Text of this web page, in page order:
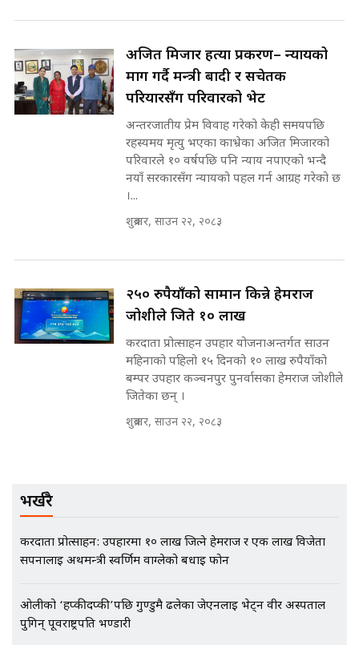
मन्त्री राजकुमारलाई घुस दिने विचौलीया
||
नोट मन्त्रीलाई घुस | SIDHAKURA |
मृतकका परिवारप्रति मेडिकल काउन्सीलको
बदनियत ! न्याय खोज्दै भौतारिदै सुवास
|| THE REPORTER ||
EXCLUSIVE - भिजिट भिसामा सेटिङको
गोप्य अडियो र म्यासेज, गृह मन्त्रालय
एभरेष्ट अस्पताल फलोअपः CCTV फुटेज
अजित मिजार हत्या प्रकरण– न्यायको
माग गर्दै मन्त्री बादी र सचेतक
परियारसँग परिवारको भेट
अन्तरजातीय प्रेम विवाह गरेको केही समयपछि
रहस्यमय मृत्यु भएका काभ्रेका अजित मिजारको
परिवारले १० वर्षपछि पनि न्याय नपाएको भन्दै
नयाँ सरकारसँग न्यायको पहल गर्न आग्रह गरेको छ
।...
शुक्रबार, साउन २२, २०८३
२५० रुपैयाँको सामान किन्ने हेमराज
जोशीले जिते १० लाख
करदाता प्रोत्साहन उपहार योजनाअन्तर्गत साउन
महिनाको पहिलो १५ दिनको १० लाख रुपैयाँको
बम्पर उपहार कञ्चनपुर पुनर्वासका हेमराज जोशीले
जितेका छन् ।
शुक्रबार, साउन २२, २०८३
भर्खरै
करदाता प्रोत्साहन: उपहारमा १० लाख जित्ने हेमराज र एक लाख विजेता
सपनालाई अर्थमन्त्री स्वर्णिम वाग्लेको बधाई फोन
ओलीको ‘हप्कीदप्की’पछि गुण्डुमै ढलेका जेएनलाई भेट्न वीर अस्पताल
पुगिन् पूर्वराष्ट्रपति भण्डारी